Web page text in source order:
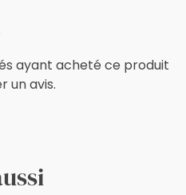
ayant acheté ce produit
un avis.